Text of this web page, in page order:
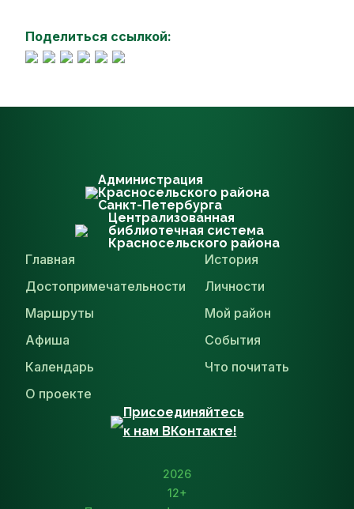
Поделиться ссылкой:
Администрация
Красносельского района
Санкт-Петербурга
Централизованная
библиотечная система
Красносельского района
Главная
История
Достопримечательности
Личности
Маршруты
Мой район
Афиша
События
Календарь
Что почитать
О проекте
Присоединяйтесь
к нам ВКонтакте!
2026
12+